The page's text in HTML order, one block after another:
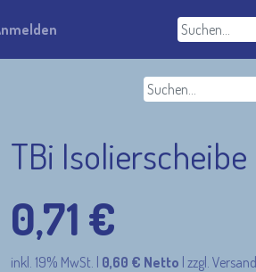
TBi Isolierscheibe
0,71 €
inkl. 19% MwSt. 0,60 € Netto zzgl. Versand